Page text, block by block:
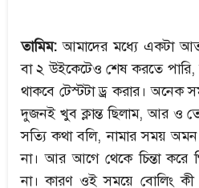
তামিম: আমাদের মধ্যে একটা
বা ২ উইকেটেও শেষ করতে পারি,
থাকবে টেস্টটা ড্র করার। অনেক
দুজনই খুব ক্লান্ত ছিলাম, আর ও
সত্যি কথা বলি, নামার সময় অমন
না। আর আগে থেকে চিন্তা করে
না। কারণ ওই সময়ে বোলিং